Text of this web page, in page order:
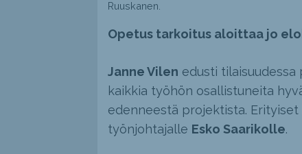
Ruuskanen.
Opetus tarkoitus aloittaa jo
Janne Vilen edusti tilaisuudessa
kaikkia työhön osallistuneita
edenneestä projektista.
työnjohtajalle Esko Saarikolle.